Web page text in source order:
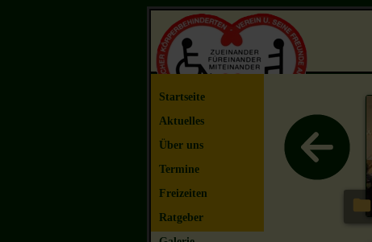
Startseite
Aktuelles
Über uns
Termine
Freizeiten
Ratgeber